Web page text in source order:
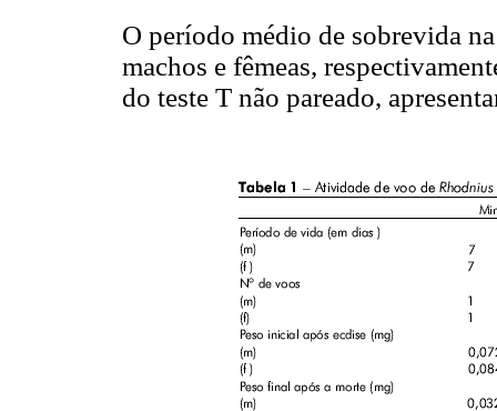
O período médio de sobrevida
machos e fêmeas,
do teste T não pareado,